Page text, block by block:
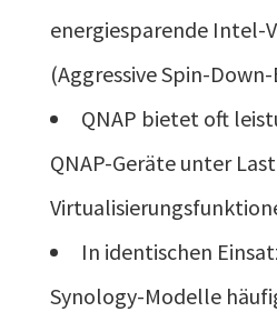
energiesparende Intel-
(Aggressive Spin-
QNAP bietet oft
QNAP-Geräte unter
In identischen
Synology-Modelle